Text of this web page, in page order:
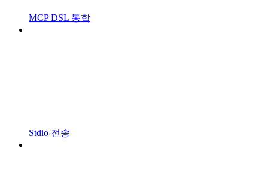
MCP DSL 통합
Stdio 전송